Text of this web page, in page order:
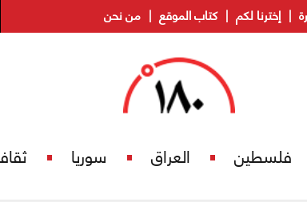
إخترنا لكم كتاب الموقع من نحن
فلسطين العراق سوريا